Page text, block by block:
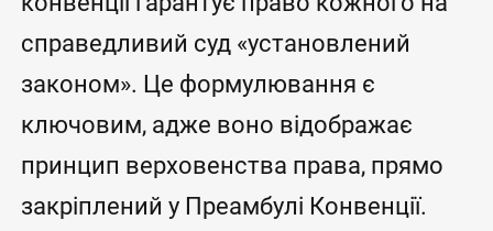
справедливий суд «установлений
законом». Це формулювання є
ключовим, адже воно відображає
принцип верховенства права, прямо
закріплений у Преамбулі Конвенції.